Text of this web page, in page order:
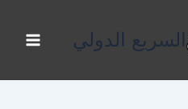
السريع الدولي